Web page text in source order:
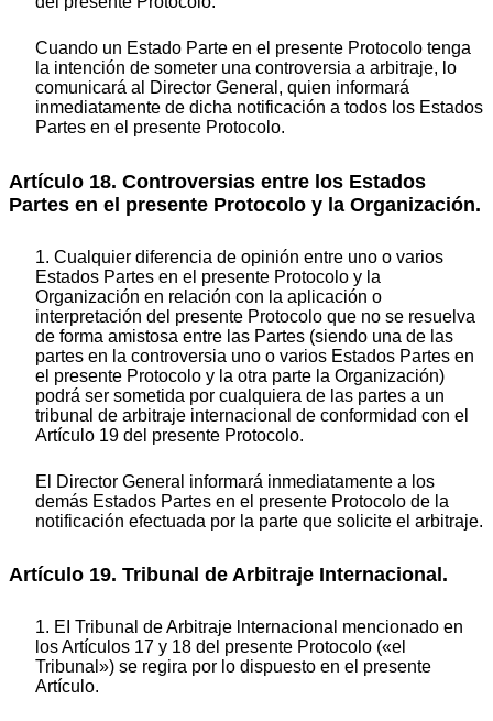
Cuando un Estado Parte en el presente Protocolo tenga
la intención de someter una controversia a arbitraje, lo
comunicará al Director General, quien informará
inmediatamente de dicha notificación a todos los Estados
Partes en el presente Protocolo.
Artículo 18. Controversias entre los Estados
Partes en el presente Protocolo y la Organización.
1. Cualquier diferencia de opinión entre uno o varios
Estados Partes en el presente Protocolo y la
Organización en relación con la aplicación o
interpretación del presente Protocolo que no se resuelva
de forma amistosa entre las Partes (siendo una de las
partes en la controversia uno o varios Estados Partes en
el presente Protocolo y la otra parte la Organización)
podrá ser sometida por cualquiera de las partes a un
tribunal de arbitraje internacional de conformidad con el
Artículo 19 del presente Protocolo.
El Director General informará inmediatamente a los
demás Estados Partes en el presente Protocolo de la
notificación efectuada por la parte que solicite el arbitraje.
Artículo 19. Tribunal de Arbitraje Internacional.
1. EI Tribunal de Arbitraje lnternacional mencionado en
los Artículos 17 y 18 del presente Protocolo («el
Tribunal») se regira por lo dispuesto en el presente
Artículo.